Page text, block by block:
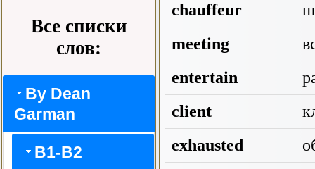
Все списки
слов:
By Dean
Garman
B1-B2
chauffeur
meeting
entertain
client
exhausted